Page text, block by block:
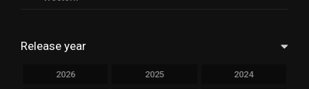
Release year
2026 2025 2024